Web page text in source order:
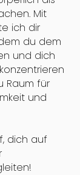
Mit
ich dir
du dem
und dich
Raum für
und
dich auf